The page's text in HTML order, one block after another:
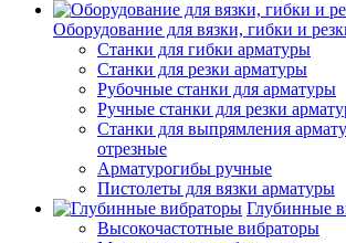
Оборудование для вязки, гибки и
Станки для гибки арматуры
Станки для резки арматуры
Рубочные станки для арматуры
Ручные станки для резки
Станки для выпрямления
отрезные
Арматурогибы ручные
Пистолеты для вязки арматуры
Глубинные
Высокочастотные вибраторы